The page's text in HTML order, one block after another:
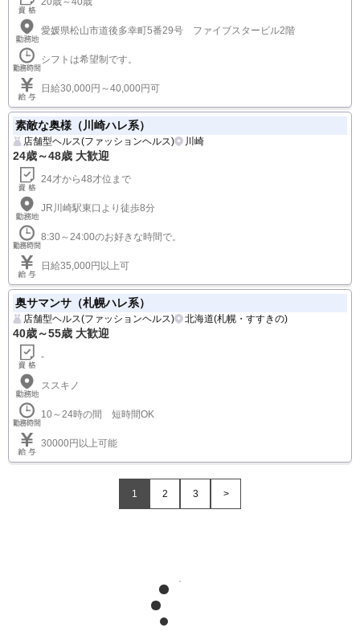
愛媛県松山市道後多幸町5番29号 ファイブスタービル2階
シフトは希望制です。
日給30,000円～40,000円可
素敵な奥様（川崎ハレ系）
店舗型ヘルス(ファッションヘルス) 川崎
24歳～48歳 大歓迎
24才から48才位まで
JR川崎駅東口より徒歩8分
8:30～24:00のお好きな時間で。
日給35,000円以上可
奥サマンサ（札幌ハレ系）
店舗型ヘルス(ファッションヘルス) 北海道(札幌・すすきの)
40歳～55歳 大歓迎
-
ススキノ
10～24時の間 短時間OK
30000円以上可能
1 2 3 >